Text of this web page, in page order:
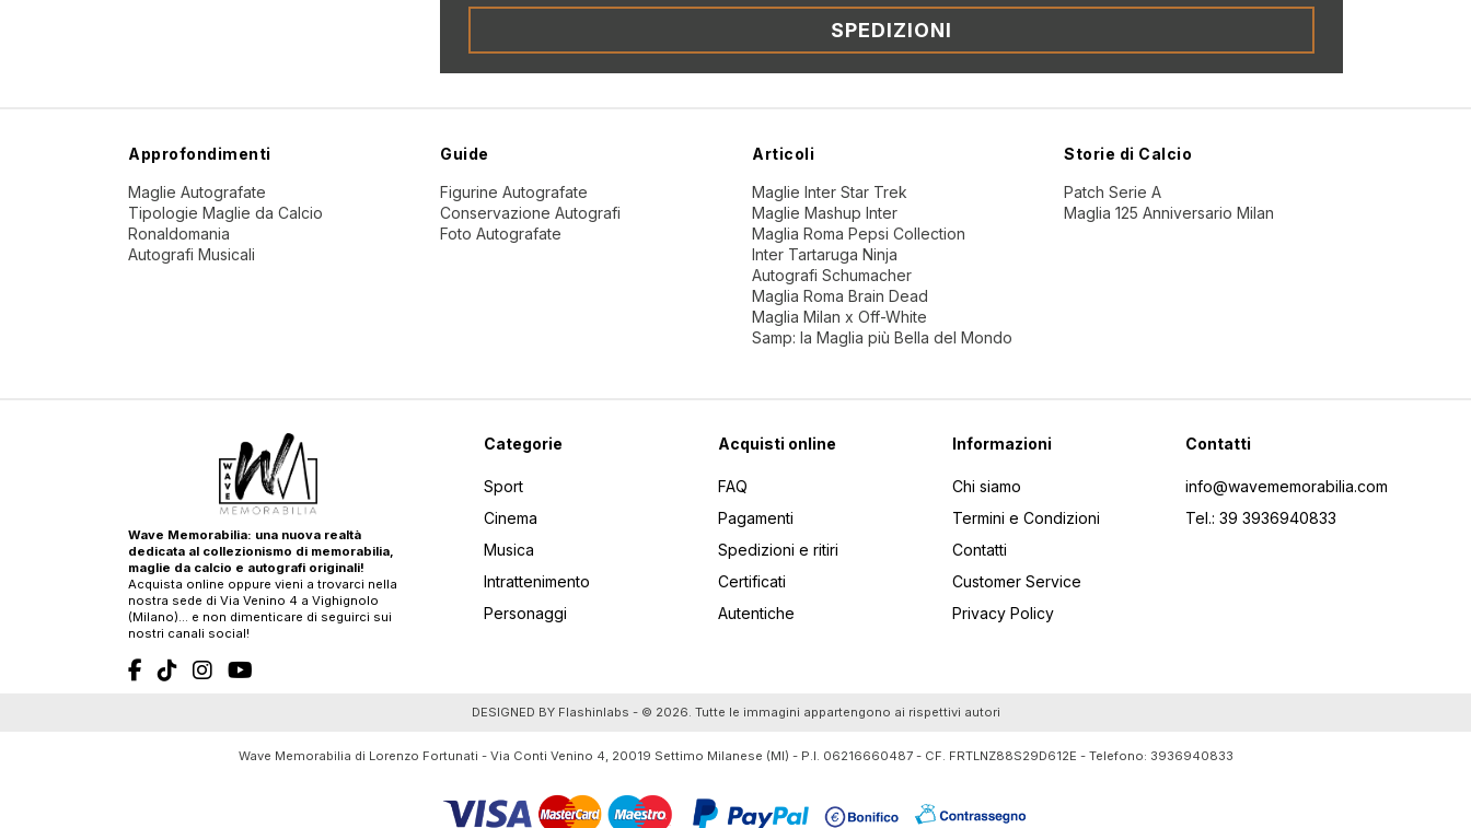
SPEDIZIONI
Approfondimenti
Maglie Autografate
Tipologie Maglie da Calcio
Ronaldomania
Autografi Musicali
Guide
Figurine Autografate
Conservazione Autografi
Foto Autografate
Articoli
Maglie Inter Star Trek
Maglie Mashup Inter
Maglia Roma Pepsi Collection
Inter Tartaruga Ninja
Autografi Schumacher
Maglia Roma Brain Dead
Maglia Milan x Off-White
Samp: la Maglia più Bella del Mondo
Storie di Calcio
Patch Serie A
Maglia 125 Anniversario Milan
Wave Memorabilia: una nuova realtà
dedicata al collezionismo di memorabilia,
maglie da calcio e autografi originali!
Acquista online oppure vieni a trovarci nella
nostra sede di Via Venino 4 a Vighignolo
(Milano)… e non dimenticare di seguirci sui
nostri canali social!
Categorie
Sport
Cinema
Musica
Intrattenimento
Personaggi
Acquisti online
FAQ
Pagamenti
Spedizioni e ritiri
Certificati
Autentiche
Informazioni
Chi siamo
Termini e Condizioni
Contatti
Customer Service
Privacy Policy
Contatti
info@wavememorabilia.com
Tel.: 39 3936940833
DESIGNED BY Flashinlabs - © 2026. Tutte le immagini appartengono ai rispettivi autori
Wave Memorabilia di Lorenzo Fortunati - Via Conti Venino 4, 20019 Settimo Milanese (MI) - P.I. 06216660487 - CF. FRTLNZ88S29D612E - Telefono: 3936940833